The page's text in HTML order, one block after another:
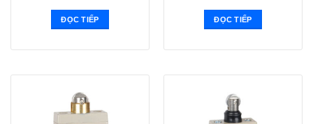
ĐỌC TIẾP ĐỌC TIẾP